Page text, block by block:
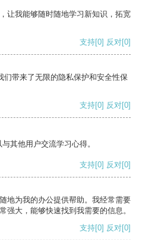
让我能够随时随地学习新知识，拓宽
支持[0] 反对[0]
带来了无限的隐私保护和安全性保
支持[0] 反对[0]
其他用户交流学习心得。
支持[0] 反对[0]
地为我的办公提供帮助。我经常需要
强大，能够快速找到我需要的信息。
支持[0] 反对[0]